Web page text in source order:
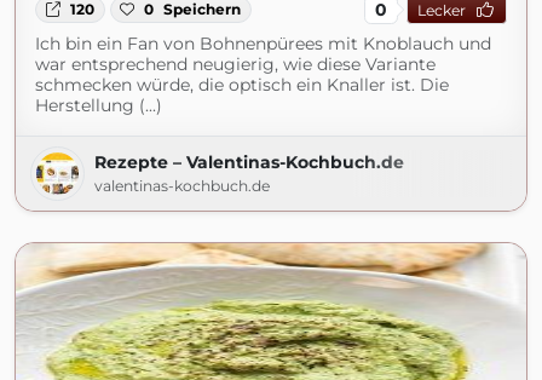
120 0 Speichern 0 Lecker
Ich bin ein Fan von Bohnenpürees mit Knoblauch und
war entsprechend neugierig, wie diese Variante
schmecken würde, die optisch ein Knaller ist. Die
Herstellung (...)
Rezepte – Valentinas-Kochbuch.de
valentinas-kochbuch.de